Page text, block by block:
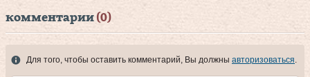
комментарии (0)
Для того, чтобы оставить комментарий, Вы должны авторизоваться.